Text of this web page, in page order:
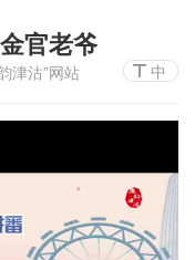
官老爷
津沽”网站 中